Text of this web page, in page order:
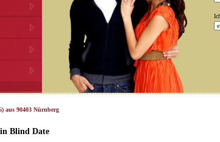
aus 90403 Nürnberg
Blind Date